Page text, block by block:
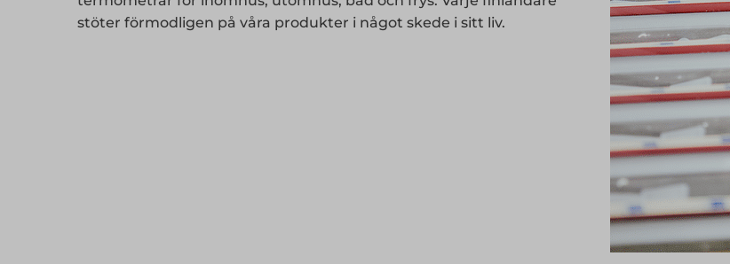
stöter förmodligen på våra produkter i något skede i sitt liv.